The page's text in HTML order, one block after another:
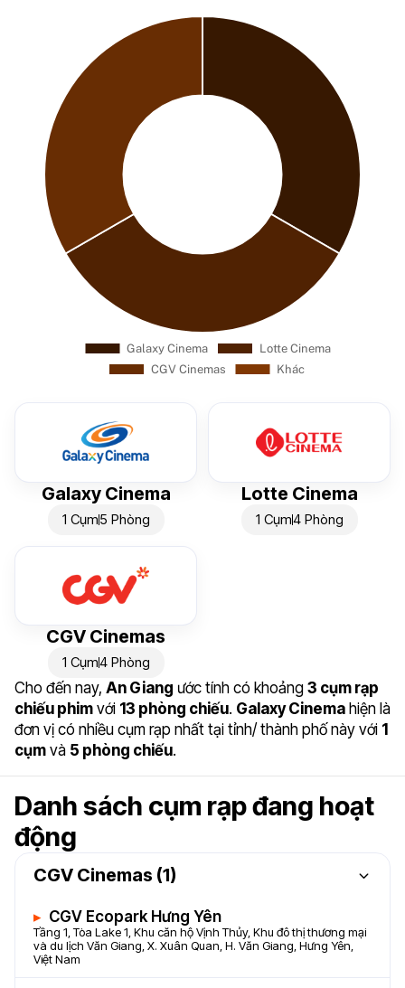
Galaxy Cinema
1 Cụm5 Phòng
Lotte Cinema
1 Cụm4 Phòng
CGV Cinemas
1 Cụm4 Phòng
Cho đến nay, An Giang ước tính có khoảng 3 cụm rạp
chiếu phim với 13 phòng chiếu. Galaxy Cinema hiện là
đơn vị có nhiều cụm rạp nhất tại tỉnh/ thành phố này với 1
cụm và 5 phòng chiếu.
Danh sách cụm rạp đang hoạt
động
CGV Cinemas (1)
CGV Ecopark Hưng Yên
Tầng 1, Tòa Lake 1, Khu căn hộ Vịnh Thủy, Khu đô thị thương mại
và du lịch Văn Giang, X. Xuân Quan, H. Văn Giang, Hưng Yên,
Việt Nam